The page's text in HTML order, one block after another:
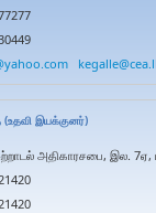
(உதவி இயக்குனர்)
அதிகாரசபை, இல.